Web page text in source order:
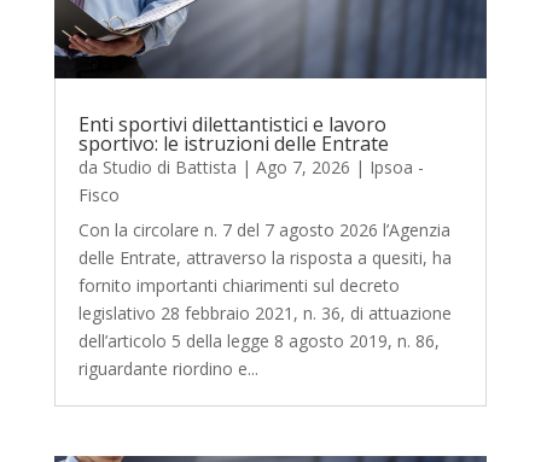
Enti sportivi dilettantistici e lavoro
sportivo: le istruzioni delle Entrate
da Studio di Battista | Ago 7, 2026 | Ipsoa -
Fisco
Con la circolare n. 7 del 7 agosto 2026 l’Agenzia
delle Entrate, attraverso la risposta a quesiti, ha
fornito importanti chiarimenti sul decreto
legislativo 28 febbraio 2021, n. 36, di attuazione
dell’articolo 5 della legge 8 agosto 2019, n. 86,
riguardante riordino e...